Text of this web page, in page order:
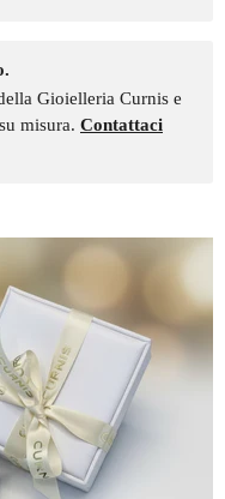
Gioielleria Curnis e
misura. Contattaci